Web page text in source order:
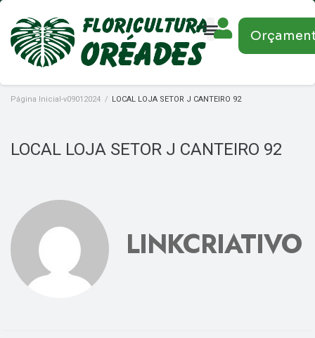
Página Inicial-v09012024 / LOCAL LOJA SETOR J CANTEIRO 92
LOCAL LOJA SETOR J CANTEIRO 92
LINKCRIATIVO